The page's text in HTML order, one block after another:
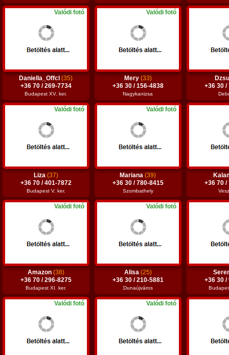
Valódi fotó
Daniella_Offcl(35)
+36 70 / 269-7734
Budapest XV. ker.
Valódi fotó
Mery (33)
+36 30 / 156-4838
Nagykanizsa
+36 30 /
Valódi fotó
Liza (37)
+36 70 / 401-7872
Budapest V. ker.
Valódi fotó
Mariana(39)
+36 30 / 780-8415
Szombathely
+36 70 /
Valódi fotó
Amazon (38)
+36 70 / 296-8275
Budapest XI. ker.
Valódi fotó
Alisa (25)
+36 30 / 210-5881
Dunaújváros
+36 30 /
Valódi fotó Valódi fotó